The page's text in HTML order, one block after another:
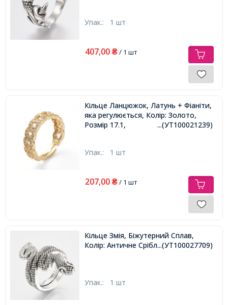
Упак.: 1 шт
407,00 ₴/ 1 шт
Кільце Ланцюжок, Латунь + Фіаніти,
яка регулюється, Колір: Золото,
Розмір 17.1,
...(УТ100021239)
Упак.: 1 шт
207,00 ₴/ 1 шт
Кільце Змія, Біжутерний Сплав,
Колір: Античне Срібло, Розмір 18мм,
...(УТ100027709)
Упак.: 1 шт